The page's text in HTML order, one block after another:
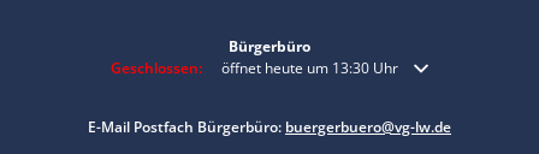
Bürgerbüro
Klicken, um weitere Öffnungs- oder Schließzeiten auszublenden
Geschlossen: öffnet heute um 13:30 Uhr
E-Mail Postfach Bürgerbüro: buergerbuero@vg-lw.de